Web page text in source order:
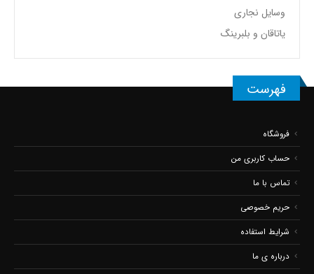
وسایل نجاری
یاتاقان و بلبرینگ
فهرست
فروشگاه
حساب کاربری من
تماس با ما
حریم خصوصی
شرایط استفاده
درباره ی ما